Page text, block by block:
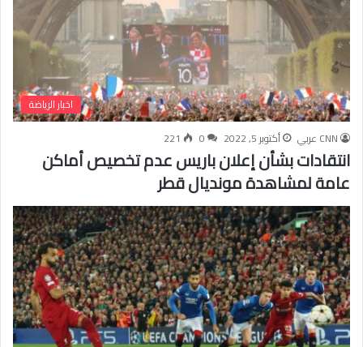
اخبار الرياضة
CNN عربي
أكتوبر 5, 2022 0
221
انتقادات بشأن إعلان باريس عدم تخصيص أماكن
عامة لمشاهدة مونديال قطر